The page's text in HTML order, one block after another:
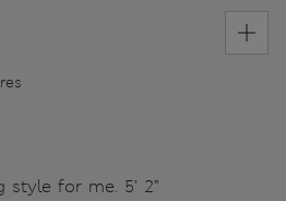
for me. 5’ 2”